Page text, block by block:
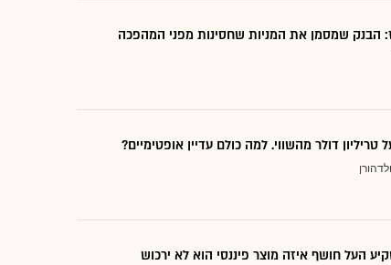
דולר מהשווי. למה כולם עדיין אופטימיים?
העל חושף איזה מוצר פיננסי הוא לא ירכוש